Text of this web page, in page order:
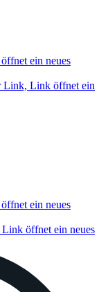
ein neues
Link, Link öffnet ein
ein neues
öffnet ein neues